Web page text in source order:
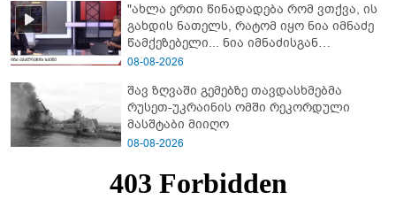
"სქრინს" აქვეყნებს
"ახლა ერთი წინადადება რომ ვთქვა, ის
გახდის ნათელს, რატომ იყო ნია იმნაძე
წამქეზებელი... ნია იმნაძისგან
გამოსული ინფორმაციაა ეს" - რას
08-08-2026
შავ ზღვაში გემებზე თავდასხმებმა
რუსეთ-უკრაინის ომში რეკორდული
მასშტაბი მიიღო
08-08-2026